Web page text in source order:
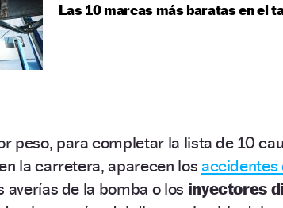
Las 10 marcas más baratas en el
peso, para completar la lista de 10
la carretera, aparecen los accidentes
averías de la bomba o los inyectores